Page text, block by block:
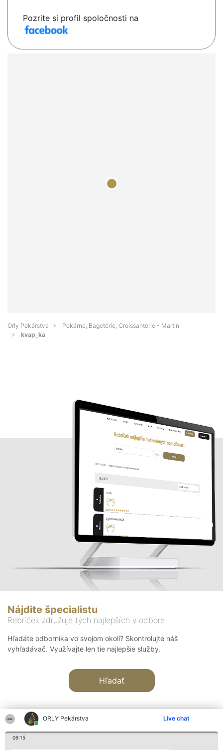
ORLY Pekárstva Live chat
06:15
Pozrite si profil spoločnosti na
Orly Pekárstva
Pekárne, Bagetérie, Croissanterie - Martin
kvap_ka
Nájdite špecialistu
Rebríček združuje tých najlepších v odbore
Hľadáte odborníka vo svojom okolí? Skontrolujte náš
vyhľadávač. Využívajte len tie najlepšie služby.
Hľadať